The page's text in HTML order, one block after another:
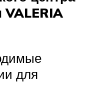
VALERIA
для